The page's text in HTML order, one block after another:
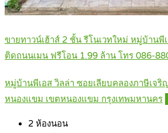
ขายทาวน์เฮ้าส์ 2 ชั้น รีโนเวทใหม่ หมู่บ้านพี
ติดถนนเมน ฟรีโอน 1.99 ล้าน โทร 086-
หมู่บ้านพีเอส วิลล่า ซอยเลียบคลองภาษีเจริ
หนองแขม เขตหนองแขม กรุงเทพมหานคร
2 ห้องนอน